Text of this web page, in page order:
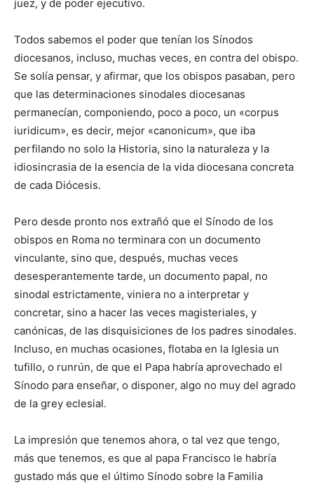
juez, y de poder ejecutivo.
Todos sabemos el poder que tenían los Sínodos
diocesanos, incluso, muchas veces, en contra del obispo.
Se solía pensar, y afirmar, que los obispos pasaban, pero
que las determinaciones sinodales diocesanas
permanecían, componiendo, poco a poco, un «corpus
iuridicum», es decir, mejor «canonicum», que iba
perfilando no solo la Historia, sino la naturaleza y la
idiosincrasia de la esencia de la vida diocesana concreta
de cada Diócesis.
Pero desde pronto nos extrañó que el Sínodo de los
obispos en Roma no terminara con un documento
vinculante, sino que, después, muchas veces
desesperantemente tarde, un documento papal, no
sinodal estrictamente, viniera no a interpretar y
concretar, sino a hacer las veces magisteriales, y
canónicas, de las disquisiciones de los padres sinodales.
Incluso, en muchas ocasiones, flotaba en la Iglesia un
tufillo, o runrún, de que el Papa habría aprovechado el
Sínodo para enseñar, o disponer, algo no muy del agrado
de la grey eclesial.
La impresión que tenemos ahora, o tal vez que tengo,
más que tenemos, es que al papa Francisco le habría
gustado más que el último Sínodo sobre la Familia